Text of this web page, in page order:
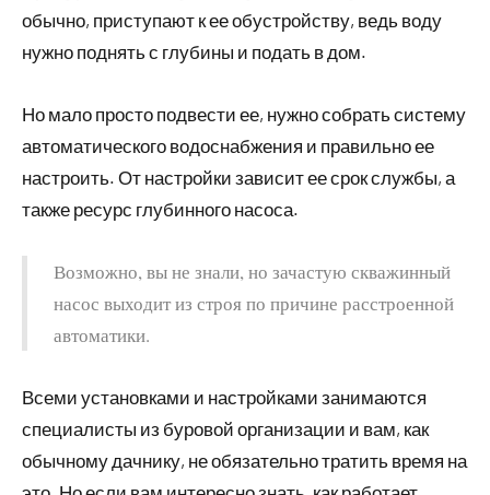
обычно, приступают к ее обустройству, ведь воду
нужно поднять с глубины и подать в дом.
Но мало просто подвести ее, нужно собрать систему
автоматического водоснабжения и правильно ее
настроить. От настройки зависит ее срок службы, а
также ресурс глубинного насоса.
Возможно, вы не знали, но зачастую скважинный
насос выходит из строя по причине расстроенной
автоматики.
Всеми установками и настройками занимаются
специалисты из буровой организации и вам, как
обычному дачнику, не обязательно тратить время на